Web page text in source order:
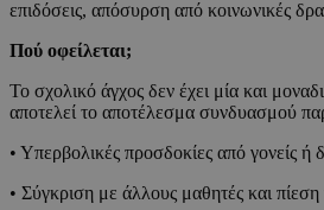
επιδόσεις, απόσυρση από κοινωνικές
Πού οφείλεται;
Το σχολικό άγχος δεν έχει μία και
αποτελεί το αποτέλεσμα συνδυασμού
• Υπερβολικές προσδοκίες από γονείς ή
• Σύγκριση με άλλους μαθητές και